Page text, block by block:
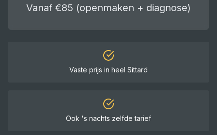
Vanaf €85 (openmaken + diagnose)
Vaste prijs in heel Sittard
Ook 's nachts zelfde tarief